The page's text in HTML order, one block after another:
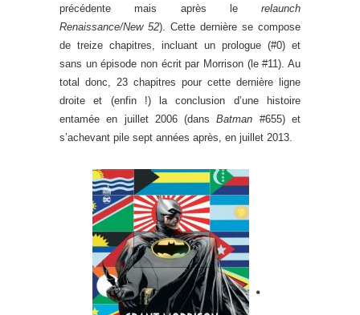
précédente mais après le relaunch
Renaissance/New 52). Cette dernière se compose
de treize chapitres, incluant un prologue (#0) et
sans un épisode non écrit par Morrison (le #11). Au
total donc, 23 chapitres pour cette dernière ligne
droite et (enfin !) la conclusion d’une histoire
entamée en juillet 2006 (dansBatman #655) et
s’achevant pile sept années après, en juillet 2013.